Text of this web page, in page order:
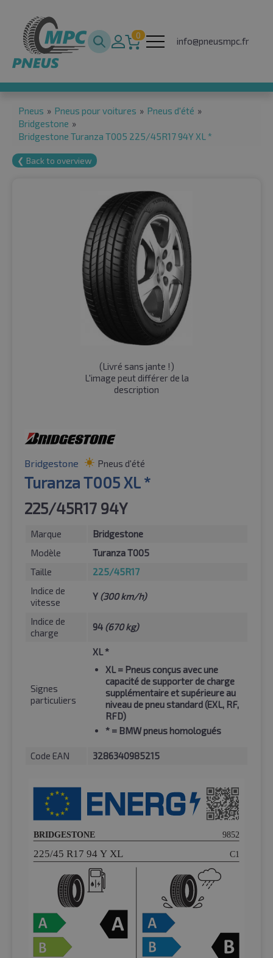
0
info@pneusmpc.fr
Pneus » Pneus pour voitures » Pneus d'été »
Bridgestone »
Bridgestone Turanza T005 225/45R17 94Y XL *
❮ Back to overview
(Livré sans jante !)
L'image peut différer de la
description
Bridgestone Pneus d'été
Turanza T005 XL *
225/45R17 94Y
Marque
Bridgestone
Modèle
Turanza T005
Taille
225/45R17
Indice de
vitesse
Y (300 km/h)
Indice de
charge
94 (670 kg)
Signes
particuliers
XL *
XL= Pneus conçus avec une
capacité de supporter de charge
supplémentaire et supérieure au
niveau de pneu standard (EXL, RF,
RFD)
* = BMW pneus homologués
Code EAN 3286340985215